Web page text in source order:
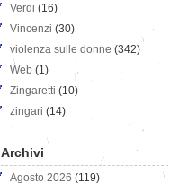
Verdi (16)
Vincenzi (30)
violenza sulle donne (342)
Web (1)
Zingaretti (10)
zingari (14)
Archivi
Agosto 2026 (119)